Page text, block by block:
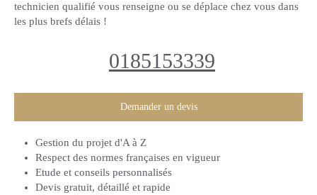
technicien qualifié vous renseigne ou se déplace chez vous dans
les plus brefs délais !
0185153339
Demander un devis
Gestion du projet d'A à Z
Respect des normes françaises en vigueur
Etude et conseils personnalisés
Devis gratuit, détaillé et rapide